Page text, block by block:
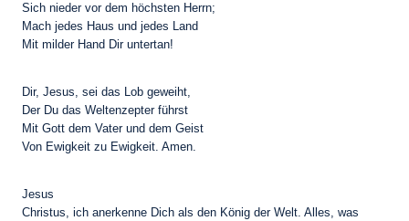
Sich nieder vor dem höchsten Herrn;
Mach jedes Haus und jedes Land
Mit milder Hand Dir untertan!
Dir, Jesus, sei das Lob geweiht,
Der Du das Weltenzepter führst
Mit Gott dem Vater und dem Geist
Von Ewigkeit zu Ewigkeit. Amen.
Jesus
Christus, ich anerkenne Dich als den König der Welt. Alles, was